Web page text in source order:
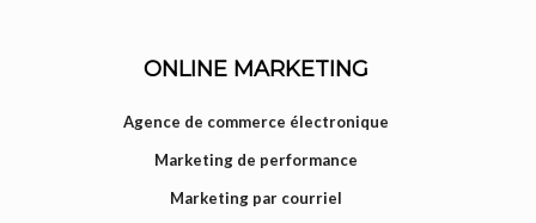
ONLINE MARKETING
Agence de commerce électronique
Marketing de performance
Marketing par courriel